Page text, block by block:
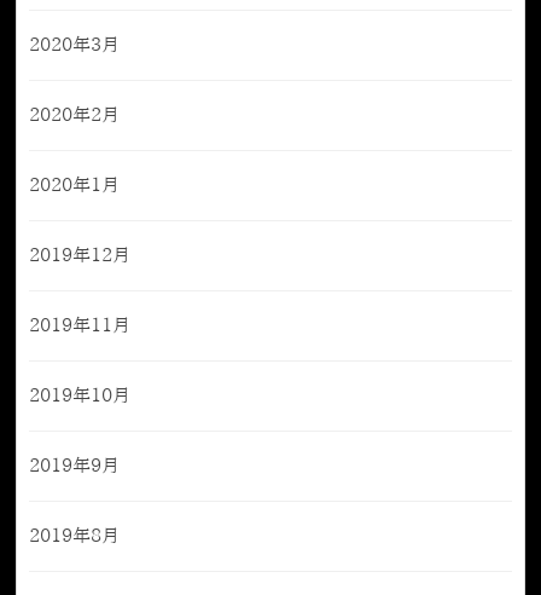
2020年3月
2020年2月
2020年1月
2019年12月
2019年11月
2019年10月
2019年9月
2019年8月